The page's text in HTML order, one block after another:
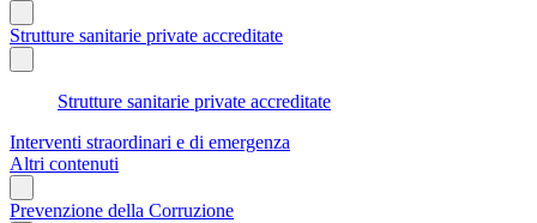
Strutture sanitarie private accreditate
Strutture sanitarie private accreditate
Interventi straordinari e di emergenza
Altri contenuti
Prevenzione della Corruzione